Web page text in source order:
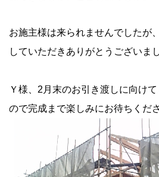
お施主様は来られませんでしたが
していただきありがとうございまし
Ｙ様、2月末のお引き渡しに向け
ので完成まで楽しみにお待ちくださ